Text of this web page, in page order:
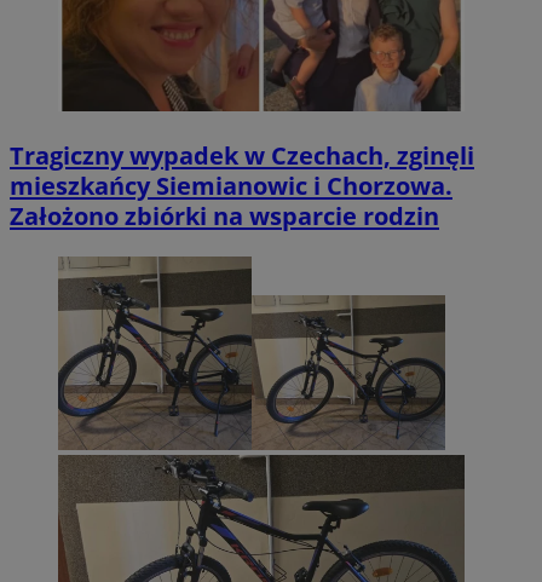
Tragiczny wypadek w Czechach, zginęli
mieszkańcy Siemianowic i Chorzowa.
Założono zbiórki na wsparcie rodzin